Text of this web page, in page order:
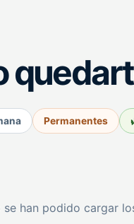
Permanentes
se han podido cargar